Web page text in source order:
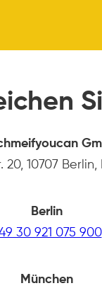
20, 10707
Berlin
30 921 075 900
München